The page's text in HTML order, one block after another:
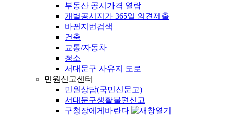
부동산 공시가격 열람
개별공시지가 365일 의견제출
바뀐지번검색
건축
교통/자동차
청소
서대문구 사유지 도로
민원신고센터
민원상담(국민신문고)
서대문구생활불편신고
구청장에게바란다